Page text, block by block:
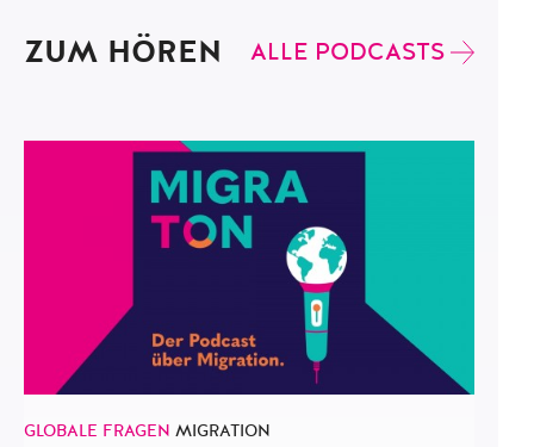
ALLE PODCASTS
ZUM HÖREN
GLOBALE FRAGEN MIGRATION